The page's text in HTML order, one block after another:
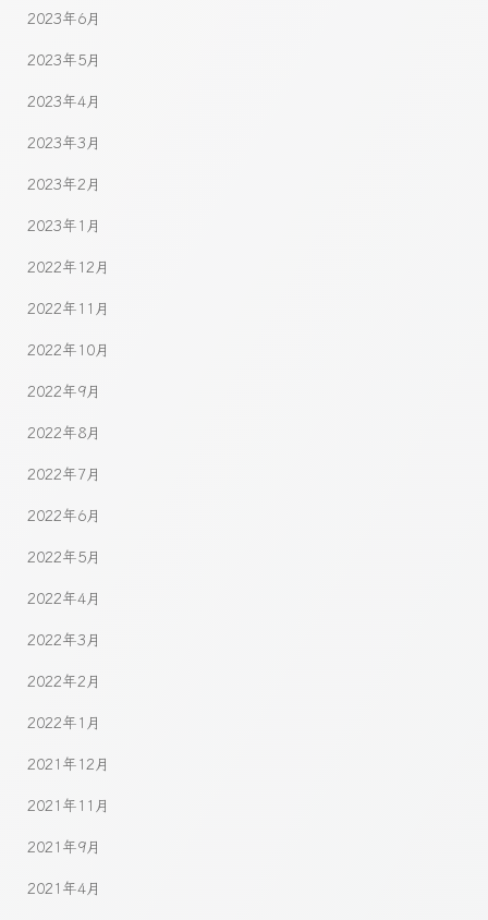
2023年6月
2023年5月
2023年4月
2023年3月
2023年2月
2023年1月
2022年12月
2022年11月
2022年10月
2022年9月
2022年8月
2022年7月
2022年6月
2022年5月
2022年4月
2022年3月
2022年2月
2022年1月
2021年12月
2021年11月
2021年9月
2021年4月